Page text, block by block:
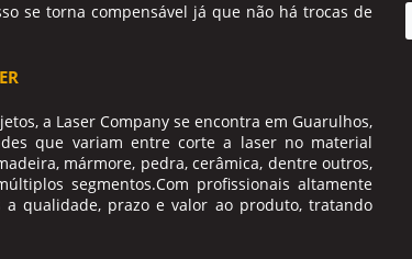
se torna compensável já que não há trocas de
a Laser Company se encontra em Guarulhos,
que variam entre corte a laser no material
mármore, pedra, cerâmica, dentre outros,
segmentos.Com profissionais altamente
qualidade, prazo e valor ao produto, tratando